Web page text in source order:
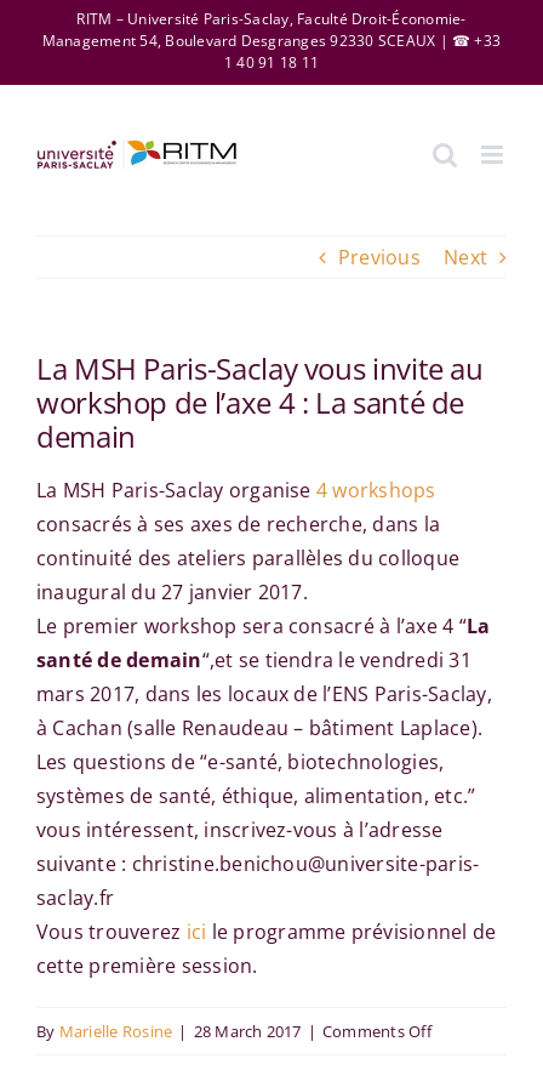
content
RITM – Université Paris-Saclay, Faculté Droit-Économie-
Management 54, Boulevard Desgranges 92330 SCEAUX | ☎ +33
1 40 91 18 11
Previous Next
La MSH Paris-Saclay vous invite au
workshop de l’axe 4 : La santé de
demain
La MSH Paris-Saclay organise 4 workshops
consacrés à ses axes de recherche, dans la
continuité des ateliers parallèles du colloque
inaugural du 27 janvier 2017.
Le premier workshop sera consacré à l’axe 4 “La
santé de demain“,et se tiendra le vendredi 31
mars 2017, dans les locaux de l’ENS Paris-Saclay,
à Cachan (salle Renaudeau – bâtiment Laplace).
Les questions de “e-santé, biotechnologies,
systèmes de santé, éthique, alimentation, etc.”
vous intéressent, inscrivez-vous à l’adresse
suivante : christine.benichou@universite-paris-
saclay.fr
Vous trouverez ici le programme prévisionnel de
cette première session.
By Marielle Rosine | 28 March 2017 | Comments Offon